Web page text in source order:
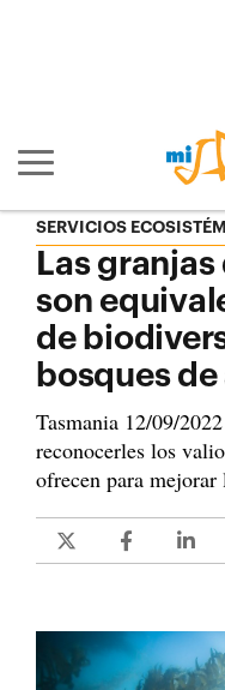
Mostrar/ocultar
SERVICIOS
Las
son
de
bosques
Tasmania 12/09/
reconocerles los
ofrecen para